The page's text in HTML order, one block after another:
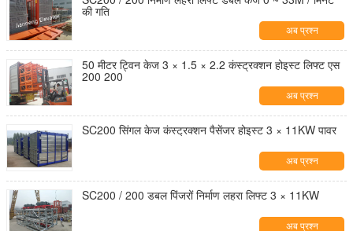
की गति
अब प्रश्न
50 मीटर ट्विन केज 3 × 1.5 × 2.2 कंस्ट्रक्शन होइस्ट लिफ्ट एस
200 200
अब प्रश्न
SC200 सिंगल केज कंस्ट्रक्शन पैसेंजर होइस्ट 3 × 11KW पावर
अब प्रश्न
SC200 / 200 डबल पिंजरों निर्माण लहरा लिफ्ट 3 × 11KW
अब प्रश्न